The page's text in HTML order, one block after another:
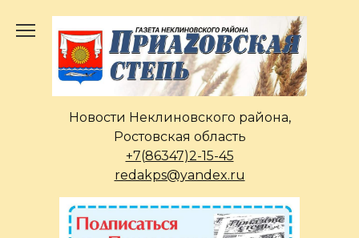
содержанию
Новости Неклиновского района,
Ростовская область
+7(86347)2-15-45
redakps@yandex.ru